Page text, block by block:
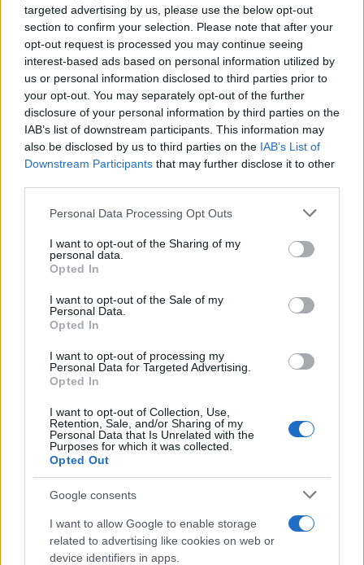
targeted advertising by us, please use the below opt-out
section to confirm your selection. Please note that after your
opt-out request is processed you may continue seeing
interest-based ads based on personal information utilized by
us or personal information disclosed to third parties prior to
your opt-out. You may separately opt-out of the further
disclosure of your personal information by third parties on the
IAB’s list of downstream participants. This information may
also be disclosed by us to third parties on the IAB’s List of
Downstream Participants that may further disclose it to other
Please note that this website/app uses one or more Google
not limited to your visit or usage behaviour. You may click to
grant or deny consent to Google and its third-party tags to
use your data for below specified purposes in below Google
consent section.
Personal Data Processing Opt Outs
I want to opt-out of the Sharing of my
personal data.
Opted In
I want to opt-out of the Sale of my
Personal Data.
Opted In
I want to opt-out of processing my
Personal Data for Targeted Advertising.
Opted In
I want to opt-out of Collection, Use,
Retention, Sale, and/or Sharing of my
Personal Data that Is Unrelated with the
Purposes for which it was collected.
Opted Out
Google consents
I want to allow Google to enable storage
related to advertising like cookies on web or
device identifiers in apps.
Μια τέταρτη προληπτική θεραπεία, το Abrysvo της
Pfizer, προορίζεται για δύο κατηγορίες: τα πολύ
μικρά παιδιά και τους ηλικιωμένους.
Η απόφαση της ΕΕ, που λαμβάνεται μετά τη θετική
γνωμοδότηση του Ευρωπαϊκού Οργανισμού
Φαρμάκων (EMA), ανοίγει τον δρόμο για εγκρίσεις
από τις υγειονομικές αρχές των κρατών μελών.
Ιδιαίτερο χαρακτηριστικό του προϊόντος της
Moderna, είναι το πρώτο εμβόλιο με αγγελιοφόρο
RNA που εγκρίνεται από την ΕΕ, εκτός αυτού της